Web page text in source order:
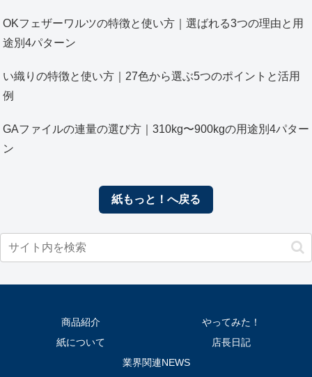
OKフェザーワルツの特徴と使い方｜選ばれる3つの理由と用
途別4パターン
い織りの特徴と使い方｜27色から選ぶ5つのポイントと活用
例
GAファイルの連量の選び方｜310kg〜900kgの用途別4パター
ン
紙もっと！へ戻る
商品紹介
やってみた！
紙について
店長日記
業界関連NEWS